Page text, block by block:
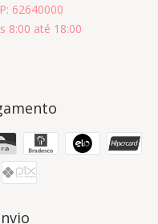
62640000
8:00 até 18:00